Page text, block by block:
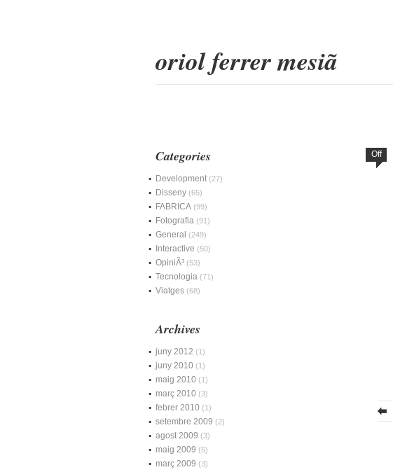
oriol ferrer mesiã
Off
Categories
Development (27)
Disseny (65)
FABRICA (99)
Fotografia (91)
General (249)
Interactive (50)
OpiniÃ³ (53)
Tecnologia (71)
Viatges (68)
Archives
juny 2012 (1)
juny 2010 (1)
maig 2010 (1)
març 2010 (3)
febrer 2010 (1)
setembre 2009 (2)
agost 2009 (3)
maig 2009 (5)
març 2009 (3)